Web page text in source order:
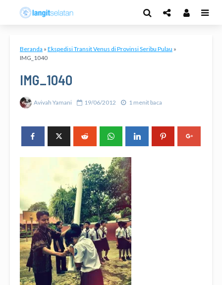
Beranda » Ekspedisi Transit Venus di Provinsi Seribu Pulau »
IMG_1040
IMG_1040
Avivah Yamani 19/06/2012 1 menit baca